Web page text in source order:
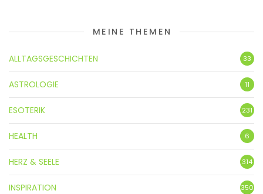
MEINE THEMEN
ALLTAGSGESCHICHTEN 33
ASTROLOGIE 11
ESOTERIK 231
HEALTH 6
HERZ & SEELE 314
INSPIRATION 350